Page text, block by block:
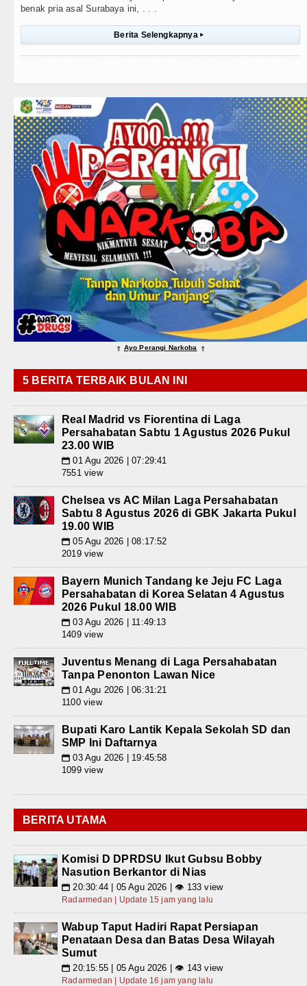
benak pria asal Surabaya ini, . . .
Berita Selengkapnya ▸
⇑ Ayo Perangi Narkoba ⇑
5 BERITA TERBAIK BULAN INI
Real Madrid vs Fiorentina di Laga
Persahabatan Sabtu 1 Agustus 2026 Pukul
23.00 WIB
📅 01 Agu 2026 | 07:29:41
7551 view
Chelsea vs AC Milan Laga Persahabatan
Sabtu 8 Agustus 2026 di GBK Jakarta Pukul
19.00 WIB
📅 05 Agu 2026 | 08:17:52
2019 view
Bayern Munich Tandang ke Jeju FC Laga
Persahabatan di Korea Selatan 4 Agustus
2026 Pukul 18.00 WIB
📅 03 Agu 2026 | 11:49:13
1409 view
Juventus Menang di Laga Persahabatan
Tanpa Penonton Lawan Nice
📅 01 Agu 2026 | 06:31:21
1100 view
Bupati Karo Lantik Kepala Sekolah SD dan
SMP Ini Daftarnya
📅 03 Agu 2026 | 19:45:58
1099 view
BERITA UTAMA
Komisi D DPRDSU Ikut Gubsu Bobby
Nasution Berkantor di Nias
📅 20:30:44 | 05 Agu 2026 | 👁 133 view
Radarmedan | Update 15 jam yang lalu
Wabup Taput Hadiri Rapat Persiapan
Penataan Desa dan Batas Desa Wilayah
Sumut
📅 20:15:55 | 05 Agu 2026 | 👁 143 view
Radarmedan | Update 16 jam yang lalu